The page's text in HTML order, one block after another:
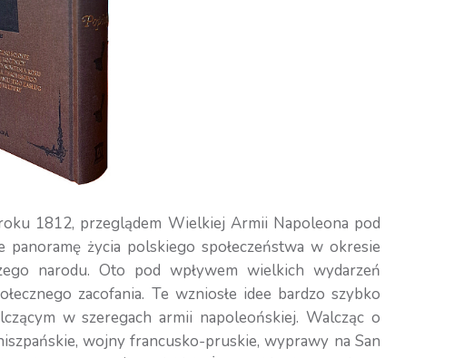
1812, przeglądem Wielkiej Armii Napoleona pod
życia polskiego społeczeństwa w okresie
narodu. Oto pod wpływem wielkich wydarzeń
zacofania. Te wzniosłe idee bardzo szybko
w szeregach armii napoleońskiej. Walcząc o
wojny francusko-pruskie, wyprawy na San